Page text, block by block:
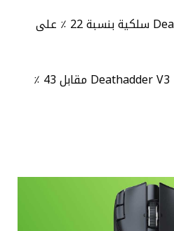
الحصول على Deathadder V3 سلكية بنسبة 22 ٪ على
احصل على Deathadder V3 Pro Wireless مقابل 43 ٪